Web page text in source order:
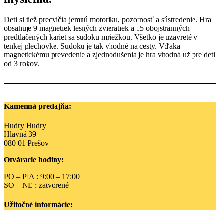
Deti si tiež precvičia jemnú motoriku, pozornosť a sústredenie. Hra
obsahuje 9 magnetiek lesných zvieratiek a 15 obojstranných
predtlačených kariet sa sudoku mriežkou. Všetko je uzavreté v
tenkej plechovke. Sudoku je tak vhodné na cesty. Vďaka
magnetickému prevedenie a zjednodušenia je hra vhodná už pre deti
od 3 rokov.
Kamenná predajňa:
Hudry Hudry
Hlavná 39
080 01 Prešov
Otváracie hodiny:
PO – PIA : 9:00 – 17:00
SO – NE : zatvorené
Užitočné informácie: